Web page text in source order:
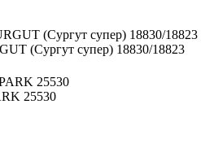
(Сургут супер) 18830/18823
25530